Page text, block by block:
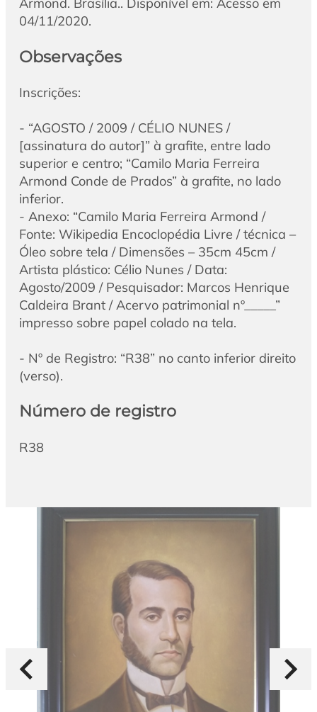
Armond. Brasília.. Disponível em: Acesso em
04/11/2020.
Observações
Inscrições:
- “AGOSTO / 2009 / CÉLIO NUNES /
[assinatura do autor]” à grafite, entre lado
superior e centro; “Camilo Maria Ferreira
Armond Conde de Prados” à grafite, no lado
inferior.
- Anexo: “Camilo Maria Ferreira Armond /
Fonte: Wikipedia Encoclopédia Livre / técnica –
Óleo sobre tela / Dimensões – 35cm 45cm /
Artista plástico: Célio Nunes / Data:
Agosto/2009 / Pesquisador: Marcos Henrique
Caldeira Brant / Acervo patrimonial nº_____”
impresso sobre papel colado na tela.
- Nº de Registro: “R38” no canto inferior direito
(verso).
Número de registro
R38